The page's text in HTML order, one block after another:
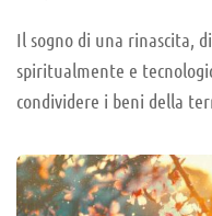
Il sogno di una rinascita,
spiritualmente e
condividere i beni della